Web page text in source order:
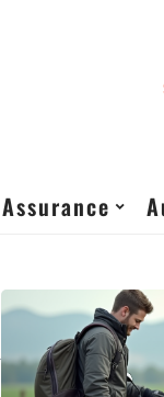
Assurance